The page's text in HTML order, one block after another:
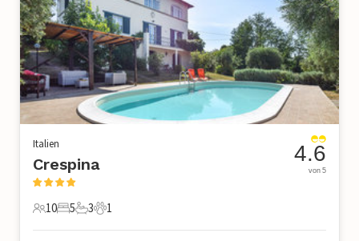
Italien
Crespina
10 Gäste
10
5 Schlafzimmer
5
3 Badezimmer
3
1 Haustier
1
4.6
von 5